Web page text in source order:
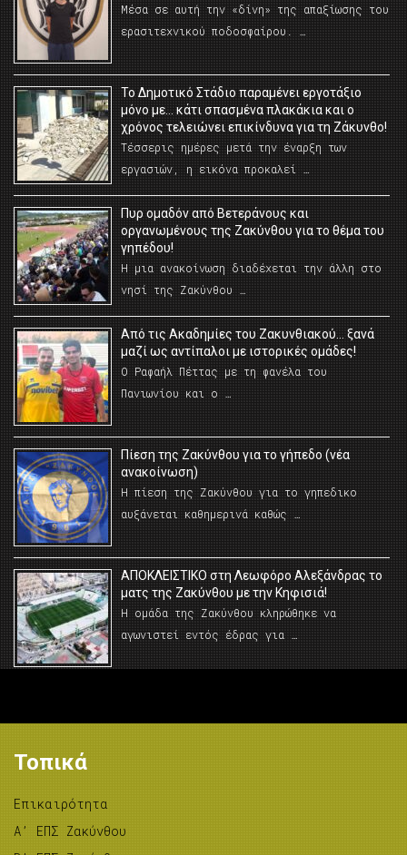
Μέσα σε αυτή την «δίνη» της απαξίωσης του
ερασιτεχνικού ποδοσφαίρου. …
Το Δημοτικό Στάδιο παραμένει εργοτάξιο
μόνο με… κάτι σπασμένα πλακάκια και ο
χρόνος τελειώνει επικίνδυνα για τη Ζάκυνθο!
Τέσσερις ημέρες μετά την έναρξη των
εργασιών, η εικόνα προκαλεί …
Πυρ ομαδόν από Βετεράνους και
οργανωμένους της Ζακύνθου για το θέμα του
γηπέδου!
Η μια ανακοίνωση διαδέχεται την άλλη στο
νησί της Ζακύνθου …
Από τις Ακαδημίες του Ζακυνθιακού… ξανά
μαζί ως αντίπαλοι με ιστορικές ομάδες!
Ο Ραφαήλ Πέττας με τη φανέλα του
Πανιωνίου και ο …
Πίεση της Ζακύνθου για το γήπεδο (νέα
ανακοίνωση)
Η πίεση της Ζακύνθου για το γηπεδικο
αυξάνεται καθημερινά καθώς …
AΠΟΚΛΕΙΣΤΙΚΟ στη Λεωφόρο Αλεξάνδρας το
ματς της Ζακύνθου με την Κηφισιά!
Η ομάδα της Ζακύνθου κληρώθηκε να
αγωνιστεί εντός έδρας για …
Τοπικά
Επικαιρότητα
A’ ΕΠΣ Ζακύνθου